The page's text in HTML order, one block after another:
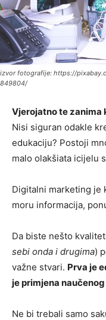
izvor fotografije: https://
849804/
Vjerojatno te
Nisi siguran odakle
edukaciju? Postoji
malo olakšiata icijelu
Digitalni marketing je
moru informacija,
Da biste nešto
sebi onda i drugima)
važne stvari. Prva je
je primjena
Ne bi trebali samo